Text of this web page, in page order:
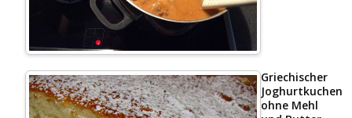
Griechischer
Joghurtkuchen
ohne Mehl